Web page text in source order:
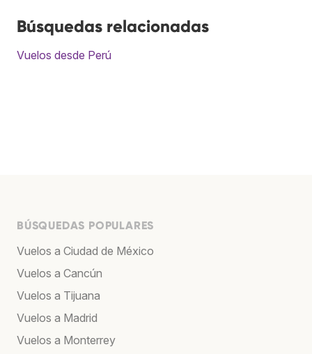
Búsquedas relacionadas
Vuelos desde Perú
BÚSQUEDAS POPULARES
Vuelos a Ciudad de México
Vuelos a Cancún
Vuelos a Tijuana
Vuelos a Madrid
Vuelos a Monterrey